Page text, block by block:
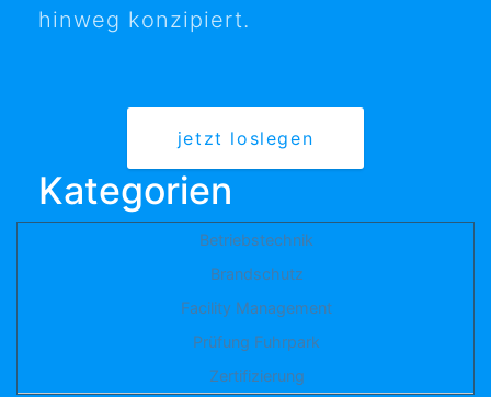
hinweg konzipiert.
jetzt loslegen
Kategorien
Betriebstechnik
Brandschutz
Facility Management
Prüfung Fuhrpark
Zertifizierung